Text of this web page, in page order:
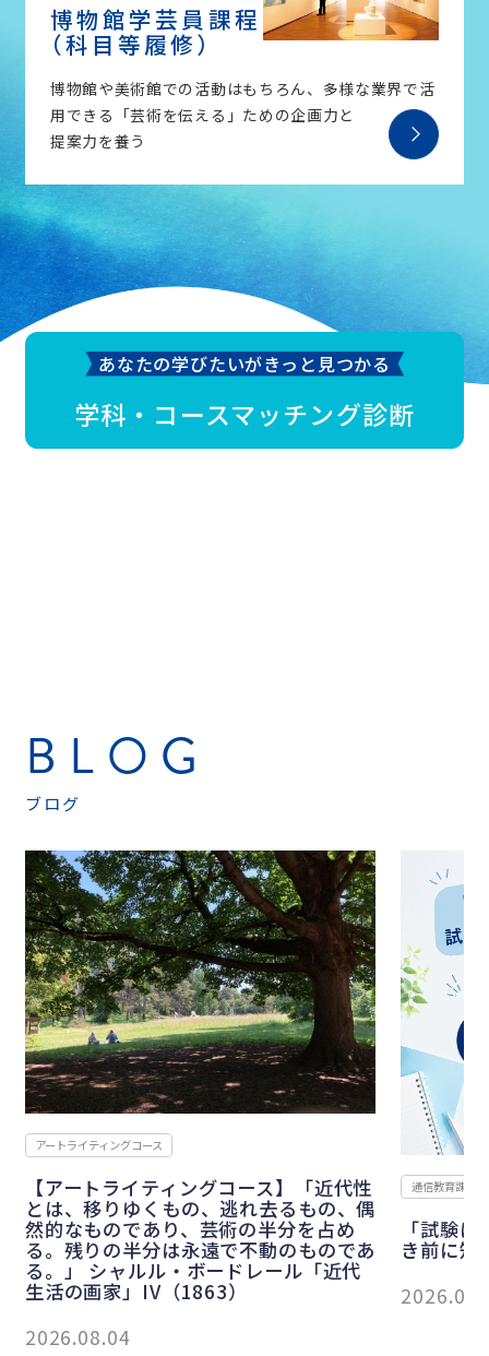
博物館学芸員課程
（科目等履修）
博物館や美術館での活動はもちろん、多様な業界で活
用できる「芸術を伝える」ための企画力と
提案力を養う
あなたの学びたいがきっと見つかる
学科・コースマッチング診断
BLOG
ブログ
通信教育課程 入学課
「試験は？学費は？編入は？」入学手続
き前に知りたいＱ＆Ａ集
2026.08.03
書画コース
【書画
む７つ